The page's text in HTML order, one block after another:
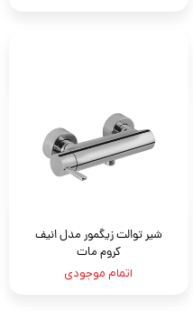
شیر توالت زیگمور مدل انیف
کروم مات
اتمام موجودی